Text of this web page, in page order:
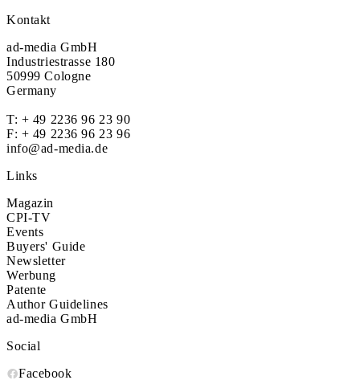
Kontakt
ad-media GmbH
Industriestrasse 180
50999 Cologne
Germany
T: + 49 2236 96 23 90
F: + 49 2236 96 23 96
info@ad-media.de
Links
Magazin
CPI-TV
Events
Buyers' Guide
Newsletter
Werbung
Patente
Author Guidelines
ad-media GmbH
Social
Facebook